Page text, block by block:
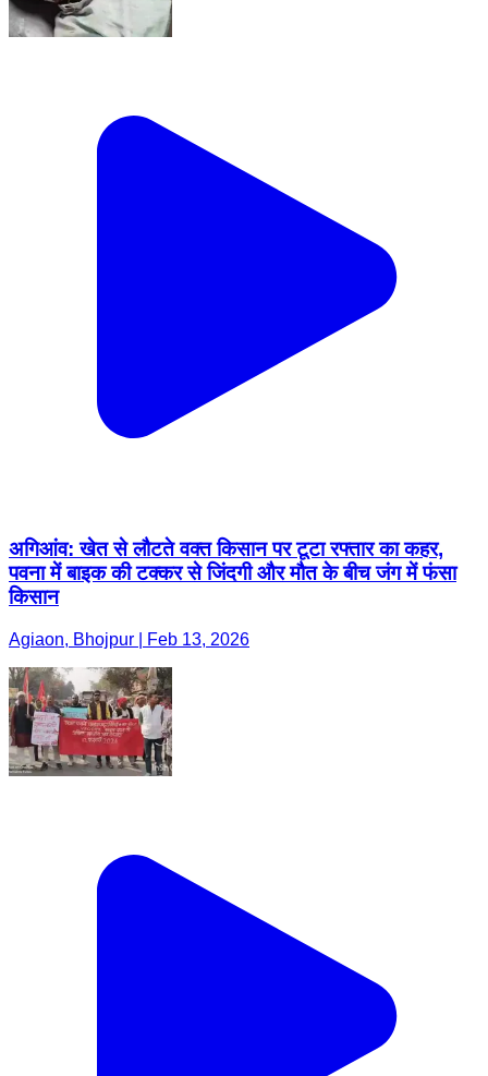
अगिआंव: खेत से लौटते वक्त किसान पर टूटा रफ्तार का कहर,
पवना में बाइक की टक्कर से जिंदगी और मौत के बीच जंग में फंसा
किसान
Agiaon, Bhojpur | Feb 13, 2026